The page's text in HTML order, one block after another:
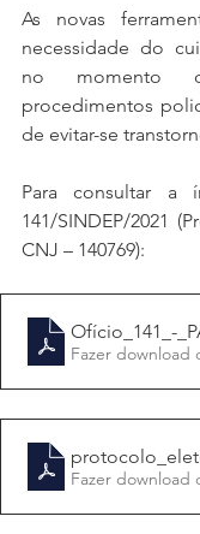
As novas
necessidade do
no momento
procedimentos
de evitar-se
Para consultar a
141/SINDEP/2021
CNJ – 140769):
Ofício_141_-
Fazer download
Fazer download